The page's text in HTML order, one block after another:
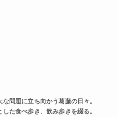
問題に立ち向かう葛藤の日々。
た食べ歩き、飲み歩きを綴る。